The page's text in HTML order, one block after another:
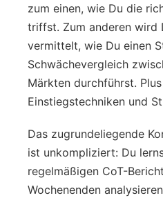
zum einen, wie Du die
triffst. Zum anderen wird
vermittelt, wie Du einen
Schwächevergleich
Märkten durchführst.
Einstiegstechniken und
Das zugrundeliegende
ist unkompliziert: Du
regelmäßigen CoT-
Wochenenden